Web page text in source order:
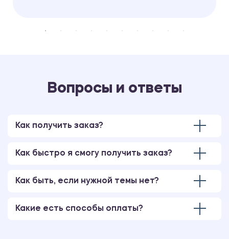
Вопросы и ответы
Как получить заказ?
Как быстро я смогу получить заказ?
Как быть, если нужной темы нет?
Какие есть способы оплаты?